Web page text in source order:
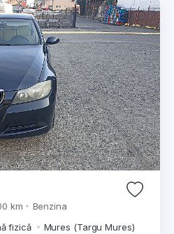
km
Benzina
fizică
Mures (Targu Mures)